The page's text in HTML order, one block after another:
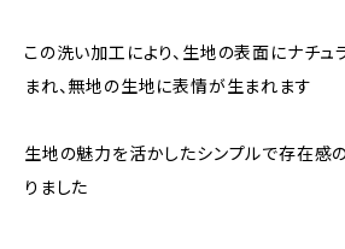
この洗い加工により、生地の表面にナチ
まれ、無地の生地に表情が生まれます
生地の魅力を活かしたシンプルで存在感
りました